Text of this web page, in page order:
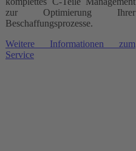
zur Optimierung Ihrer
Beschaffungsprozesse.
Weitere Informationen zum
Service